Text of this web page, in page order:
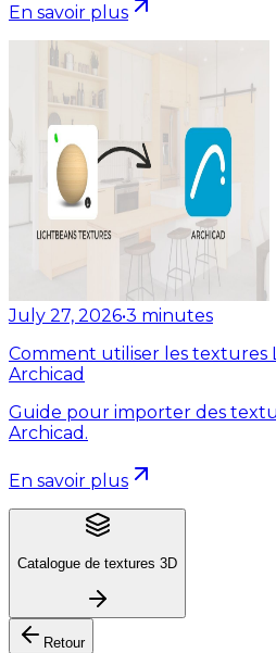
En savoir plus
July 27, 2026•3 minutes
Comment utiliser les textures
Archicad
Guide pour importer des
Archicad.
En savoir plus
Catalogue de textures 3D
Retour